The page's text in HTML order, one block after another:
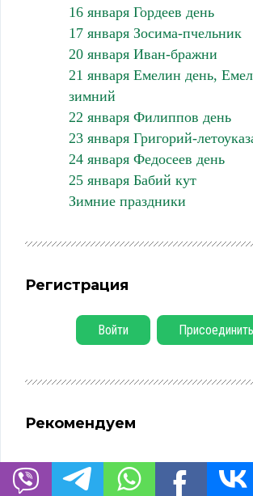
16 января Гордеев день
17 января Зосима-пчельник
20 января Иван-бражни
21 января Емелин день,
зимний
22 января Филиппов день
23 января Григорий-
24 января Федосеев день
25 января Бабий кут
Зимние праздники
Регистрация
Войти
Рекомендуем